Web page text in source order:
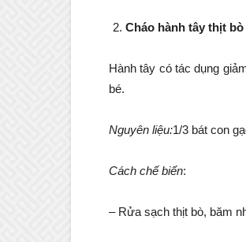
Cháo hành tây thịt bò
Hành tây có tác dụng
bé.
Nguyên liệu:1/3 bát con
Cách chế biến:
– Rửa sạch thịt bò, băm